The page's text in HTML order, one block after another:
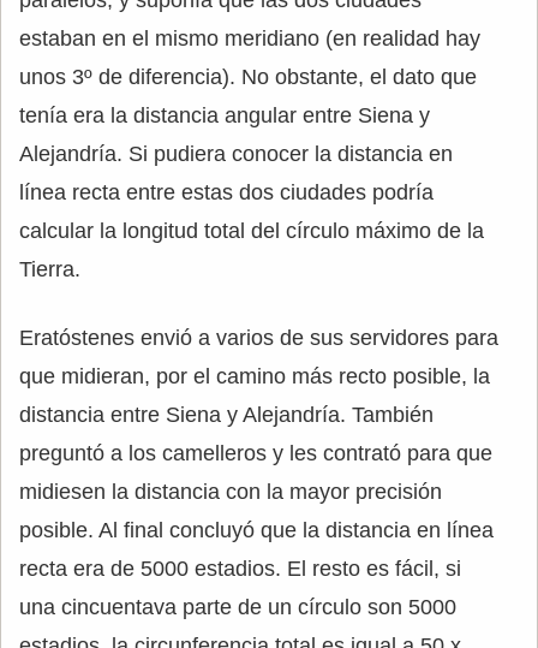
estaban en el mismo meridiano (en realidad hay
unos 3º de diferencia). No obstante, el dato que
tenía era la distancia angular entre Siena y
Alejandría. Si pudiera conocer la distancia en
línea recta entre estas dos ciudades podría
calcular la longitud total del círculo máximo de la
Tierra.
Eratóstenes envió a varios de sus servidores para
que midieran, por el camino más recto posible, la
distancia entre Siena y Alejandría. También
preguntó a los camelleros y les contrató para que
midiesen la distancia con la mayor precisión
posible. Al final concluyó que la distancia en línea
recta era de 5000 estadios. El resto es fácil, si
una cincuentava parte de un círculo son 5000